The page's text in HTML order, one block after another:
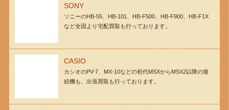
SONY
ソニーのHB-55、HB-101、HB-F500、HB-F900、HB-F1X
など全国より宅配買取も行っております。
CASIO
カシオのPV-7、MX-10などの初代MSXからMSX2以降の後
続機も。出張買取も行っております。